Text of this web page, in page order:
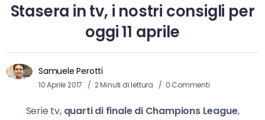
Stasera in tv, i nostri consigli per
oggi 11 aprile
Samuele Perotti
10 Aprile 2017 2 Minuti di lettura 0 Commenti
Serie tv, quarti di finale di Champions League,